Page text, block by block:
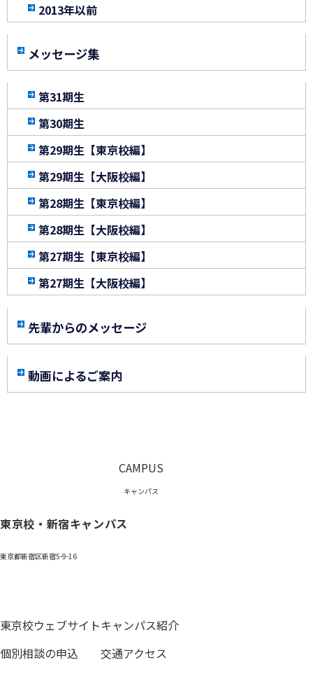
2013年以前
メッセージ集
第31期生
第30期生
第29期生【東京校編】
第29期生【大阪校編】
第28期生【東京校編】
第28期生【大阪校編】
第27期生【東京校編】
第27期生【大阪校編】
先輩からのメッセージ
動画によるご案内
CAMPUS
キャンパス
東京校・新宿キャンパス
東京都新宿区新宿5-9-16
東京校ウェブサイトキャンパス紹介
個別相談の申込
交通アクセス